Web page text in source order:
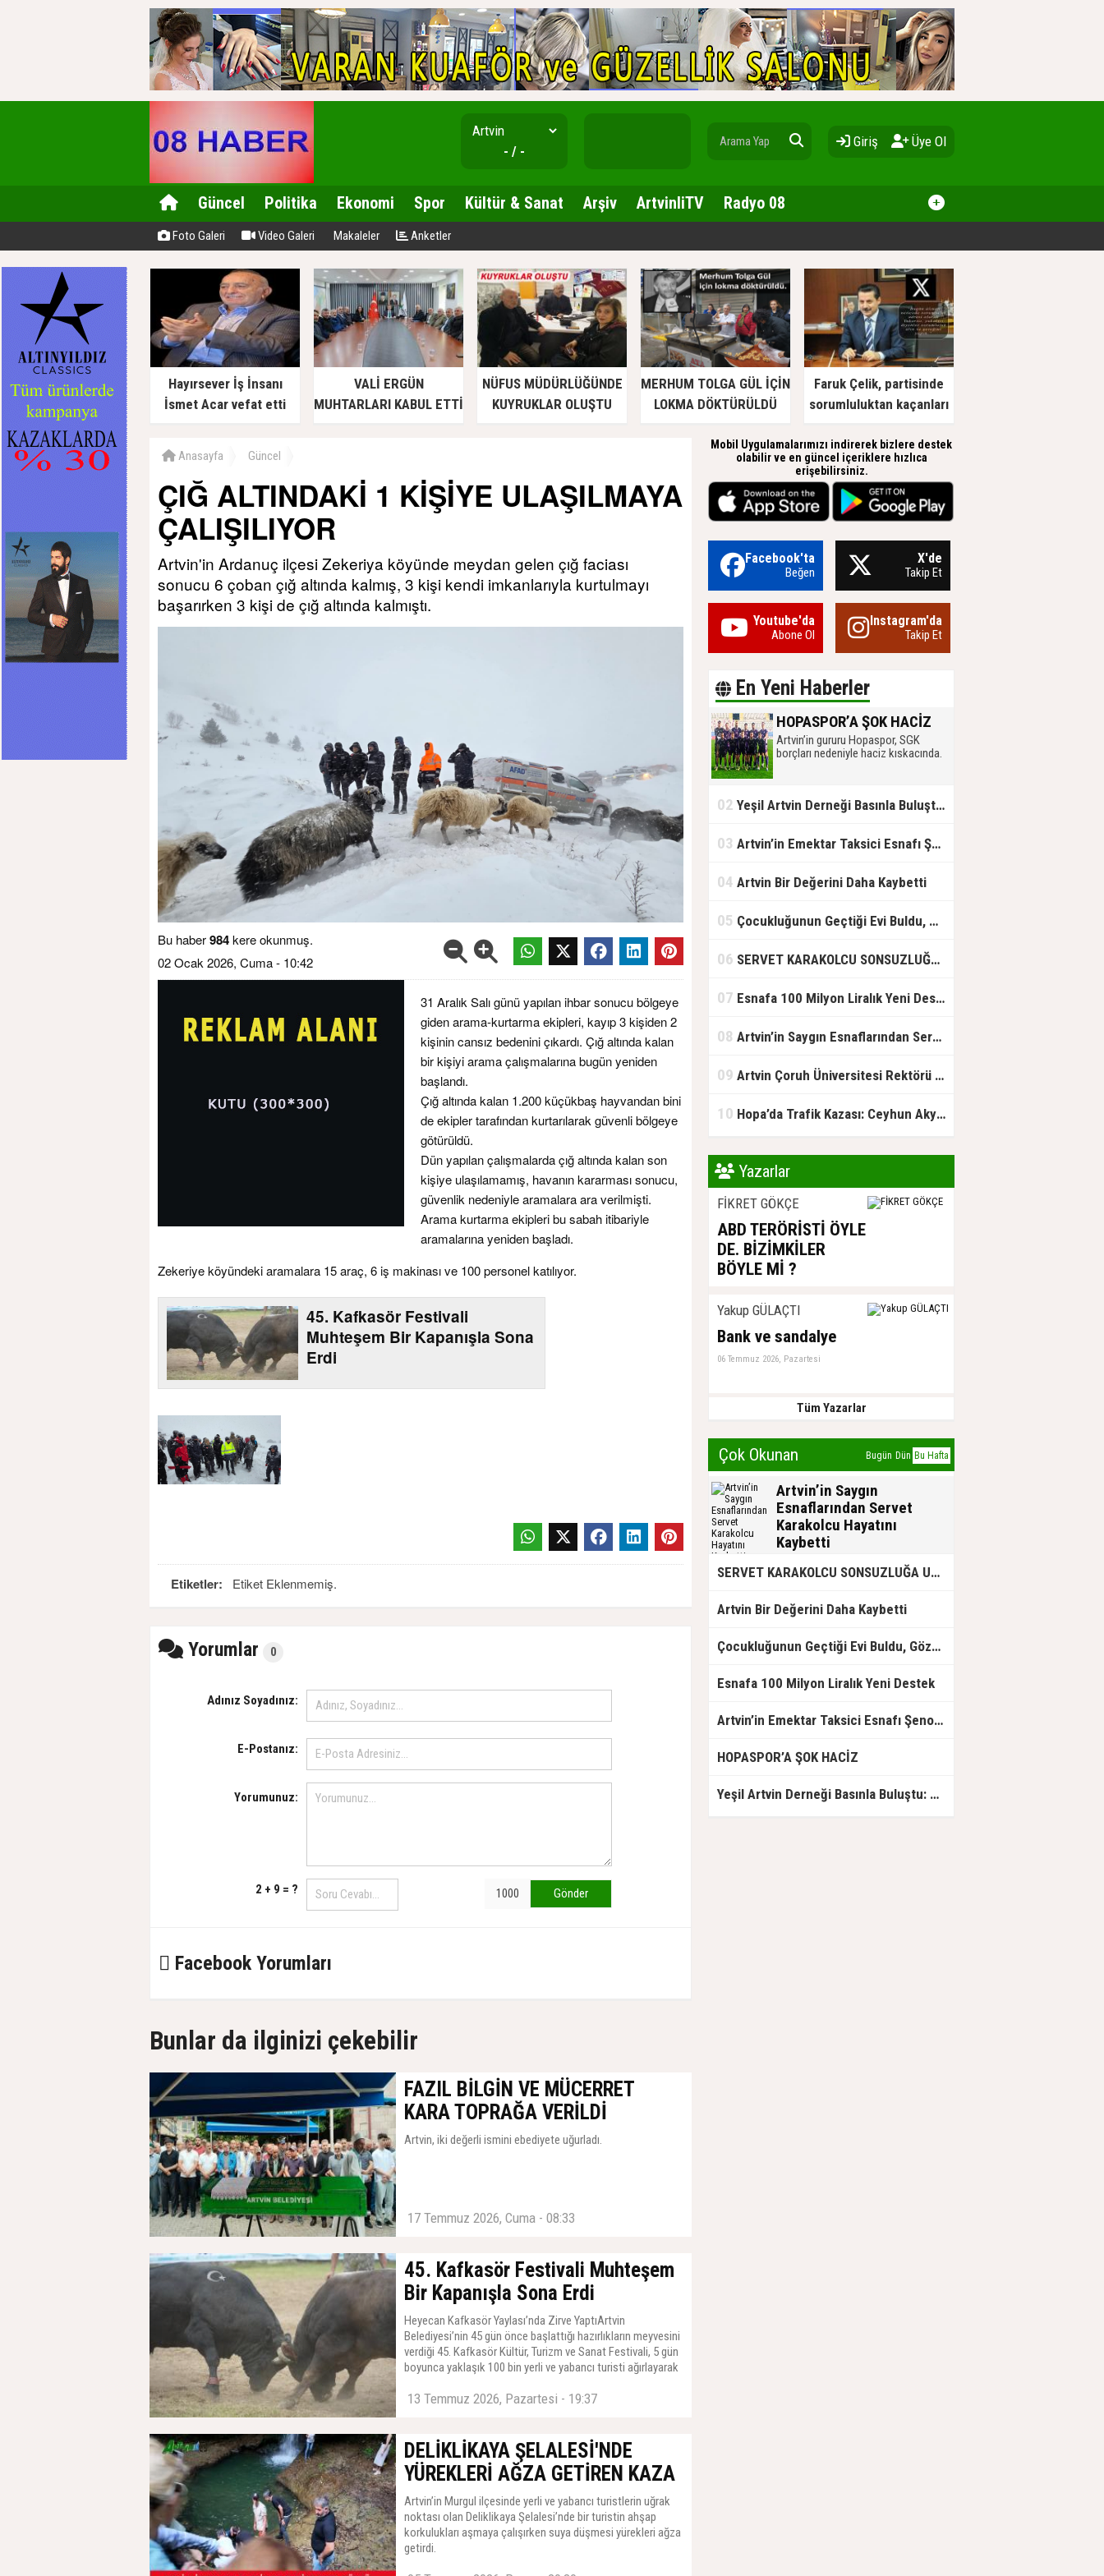
- / -
Giriş Üye Ol
Güncel Politika Ekonomi Spor Kültür & Sanat Arşiv ArtvinliTV Radyo 08
Foto Galeri Video Galeri Makaleler Anketler
Hayırsever İş İnsanı
İsmet Acar vefat etti
VALİ ERGÜN
MUHTARLARI KABUL ETTİ
NÜFUS MÜDÜRLÜĞÜNDE
KUYRUKLAR OLUŞTU
MERHUM TOLGA GÜL İÇİN
LOKMA DÖKTÜRÜLDÜ
Faruk Çelik, partisinde
sorumluluktan kaçanları
Anasayfa Güncel
ÇIĞ ALTINDAKİ 1 KİŞİYE ULAŞILMAYA
ÇALIŞILIYOR
Artvin'in Ardanuç ilçesi Zekeriya köyünde meydan gelen çığ faciası
sonucu 6 çoban çığ altında kalmış, 3 kişi kendi imkanlarıyla kurtulmayı
başarırken 3 kişi de çığ altında kalmıştı.
Bu haber984kere okunmuş.
02 Ocak 2026, Cuma - 10:42
31 Aralık Salı günü yapılan ihbar sonucu bölgeye
giden arama-kurtarma ekipleri, kayıp 3 kişiden 2
kişinin cansız bedenini çıkardı. Çığ altında kalan
bir kişiyi arama çalışmalarına bugün yeniden
başlandı.
Çığ altında kalan 1.200 küçükbaş hayvandan bini
de ekipler tarafından kurtarılarak güvenli bölgeye
götürüldü.
Dün yapılan çalışmalarda çığ altında kalan son
kişiye ulaşılamamış, havanın kararması sonucu,
güvenlik nedeniyle aramalara ara verilmişti.
Arama kurtarma ekipleri bu sabah itibariyle
aramalarına yeniden başladı.
Zekeriye köyündeki aramalara 15 araç, 6 iş makinası ve 100 personel katılıyor.
45. Kafkasör Festivali
Muhteşem Bir Kapanışla Sona
Erdi
Etiketler: Etiket Eklenmemiş.
Yorumlar 0
Adınız Soyadınız:
E-Postanız:
Yorumunuz:
2 + 9 = ? Gönder
Facebook Yorumları
Bunlar da ilginizi çekebilir
FAZIL BİLGİN VE MÜCERRET
KARA TOPRAĞA VERİLDİ
Artvin, iki değerli ismini ebediyete uğurladı.
17 Temmuz 2026, Cuma - 08:33
45. Kafkasör Festivali Muhteşem
Bir Kapanışla Sona Erdi
Heyecan Kafkasör Yaylası’nda Zirve YaptıArtvin
Belediyesi’nin 45 gün önce başlattığı hazırlıkların meyvesini
verdiği 45. Kafkasör Kültür, Turizm ve Sanat Festivali, 5 gün
boyunca yaklaşık 100 bin yerli ve yabancı turisti ağırlayarak
13 Temmuz 2026, Pazartesi - 19:37
DELİKLİKAYA ŞELALESİ'NDE
YÜREKLERİ AĞZA GETİREN KAZA
Artvin’in Murgul ilçesinde yerli ve yabancı turistlerin uğrak
noktası olan Deliklikaya Şelalesi’nde bir turistin ahşap
korkulukları aşmaya çalışırken suya düşmesi yürekleri ağza
getirdi.
Mobil Uygulamalarımızı indirerek bizlere destek
olabilir ve en güncel içeriklere hızlıca
erişebilirsiniz.
Facebook'ta
Beğen
X'de
Takip Et
Youtube'da
Abone Ol
Instagram'da
Takip Et
En Yeni Haberler
HOPASPOR’A ŞOK HACİZ
Artvin’in gururu Hopaspor, SGK
borçları nedeniyle haciz kıskacında.
02 Yeşil Artvin Derneği Basınla Buluştu: ÇED Taahhütleri ile Sahadaki Uygulamalar Çelişiyor
03 Artvin’in Emektar Taksici Esnafı Şenol Koyun Vefat Etti
04 Artvin Bir Değerini Daha Kaybetti
05 Çocukluğunun Geçtiği Evi Buldu, Gözyaşlarına Hakim Olamadı
06 SERVET KARAKOLCU SONSUZLUĞA UĞURLANDI
07 Esnafa 100 Milyon Liralık Yeni Destek
08 Artvin’in Saygın Esnaflarından Servet Karakolcu Hayatını Kaybetti
09 Artvin Çoruh Üniversitesi Rektörü Prof. Dr. İbrahim Aydın, TRT Avaz’da “Tercih Atlası” Programına Konuk Oluyor
10 Hopa’da Trafik Kazası: Ceyhun Akyürek Hayatını Kaybetti
Yazarlar
FİKRET GÖKÇE
ABD TERÖRİSTİ ÖYLE
DE. BİZİMKİLER
BÖYLE Mİ ?
Yakup GÜLAÇTI
Bank ve sandalye
06 Temmuz 2026, Pazartesi
Tüm Yazarlar
Çok Okunan Bugün Dün Bu Hafta
Artvin’in Saygın
Esnaflarından Servet
Karakolcu Hayatını
Kaybetti
Artvin’de sevilen iş insanı Servet
Karakolcu, 31 Temmuz 2026 Cuma
SERVET KARAKOLCU SONSUZLUĞA UĞURLANDI
Artvin Bir Değerini Daha Kaybetti
Çocukluğunun Geçtiği Evi Buldu, Gözyaşlarına Hakim Olamadı
Esnafa 100 Milyon Liralık Yeni Destek
Artvin’in Emektar Taksici Esnafı Şenol Koyun Vefat Etti
HOPASPOR’A ŞOK HACİZ
Yeşil Artvin Derneği Basınla Buluştu: ÇED Taahhütleri ile Sahadaki Uygulamalar Çelişiyor